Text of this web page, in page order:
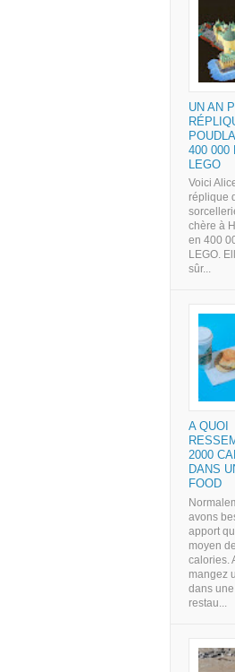
UN AN
400 000
LEGO
Voici
réplique
chère à
en 400
LEGO.
sûr...
A QUOI
2000
DANS
FOOD
avons
apport
moyen
calories.
mangez
dans
restau...